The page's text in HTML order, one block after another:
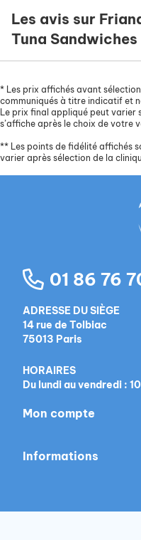
Les avis sur
Tuna Sandwiches
* Les prix affichés avant
communiqués à titre indicatif et
Le prix final appliqué peut varier
s’affiche après le choix de votre
** Les points de fidélité affichés
varier après sélection de la
01 86 76
ADRESSE DU SIÈGE
14 rue de Tolbiac
75013 Paris
HORAIRES
Du lundi au vendredi :
Mon compte
Informations